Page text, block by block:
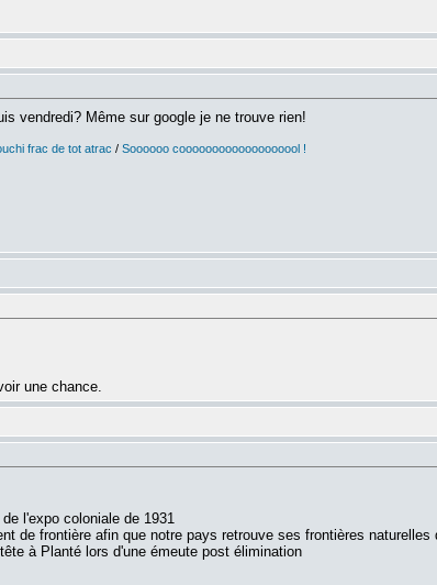
vendredi? Même sur google je ne trouve rien!
frac de tot atrac / Soooooo cooooooooooooooooool !
une chance.
l'expo coloniale de 1931
de frontière afin que notre pays retrouve ses frontières naturelles
à Planté lors d'une émeute post élimination